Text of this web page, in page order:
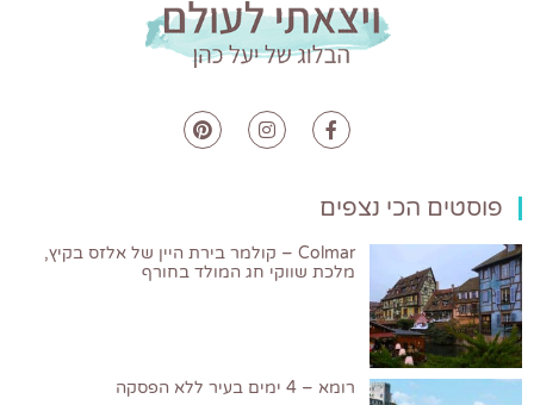
פוסטים הכי נצפים
Colmar – קולמר בירת היין של אלזס בקיץ,
מלכת שווקי חג המולד בחורף
רומא – 4 ימים בעיר ללא הפסקה